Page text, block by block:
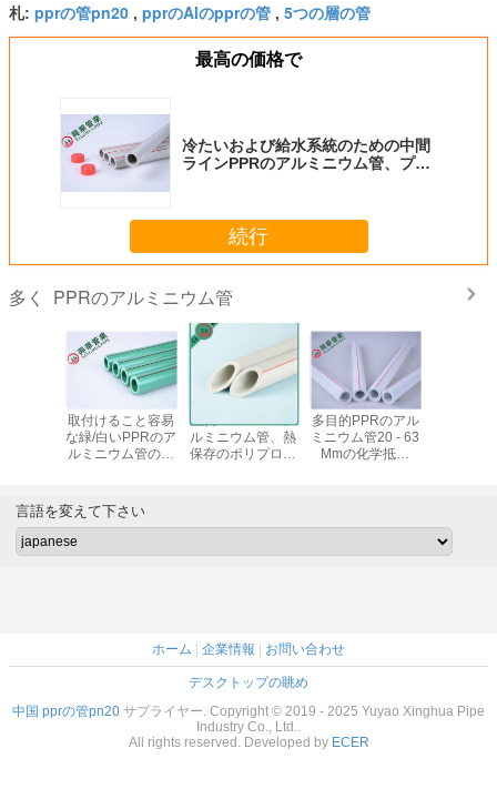
札: pprの管pn20 , pprのAlのpprの管 , 5つの層の管
最高の価格で
冷たいおよび給水系統のための中間
ラインPPRのアルミニウム管、プラ
続行
多く PPRのアルミニウム管
取付けること容易
な緑/白いPPRのア
ルミニウム管のポ
圧力PN25 PPRア
ルミニウム管、熱
保存のポリプロピ
多目的PPRのアル
ミニウム管20 - 63
Mmの化学抵抗
言語を変えて下さい
ホーム 企業情報 お問い合わせ
デスクトップの眺め
中国 pprの管pn20 サプライヤー. Copyright © 2019 - 2025 Yuyao Xinghua Pipe
Industry Co., Ltd..
All rights reserved. Developed by ECER